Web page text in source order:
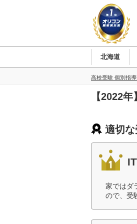
北海道
高校受験 個別指
【2022
適切
家ではダ
ので、受